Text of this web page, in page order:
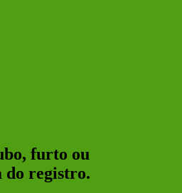
furto ou
do registro.